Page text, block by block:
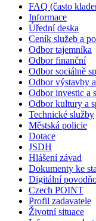
FAQ (často
Informace
Úřední deska
Ceník služeb a
Odbor tajemníka
Odbor finanční
Odbor sociálně
Odbor výstavby
Odbor investic a
Odbor kultury a
Technické služby
Městská policie
Dotace
JSDH
Hlášení závad
Dokumenty ke
Digitální
Czech POINT
Profil zadavatele
Životní situace